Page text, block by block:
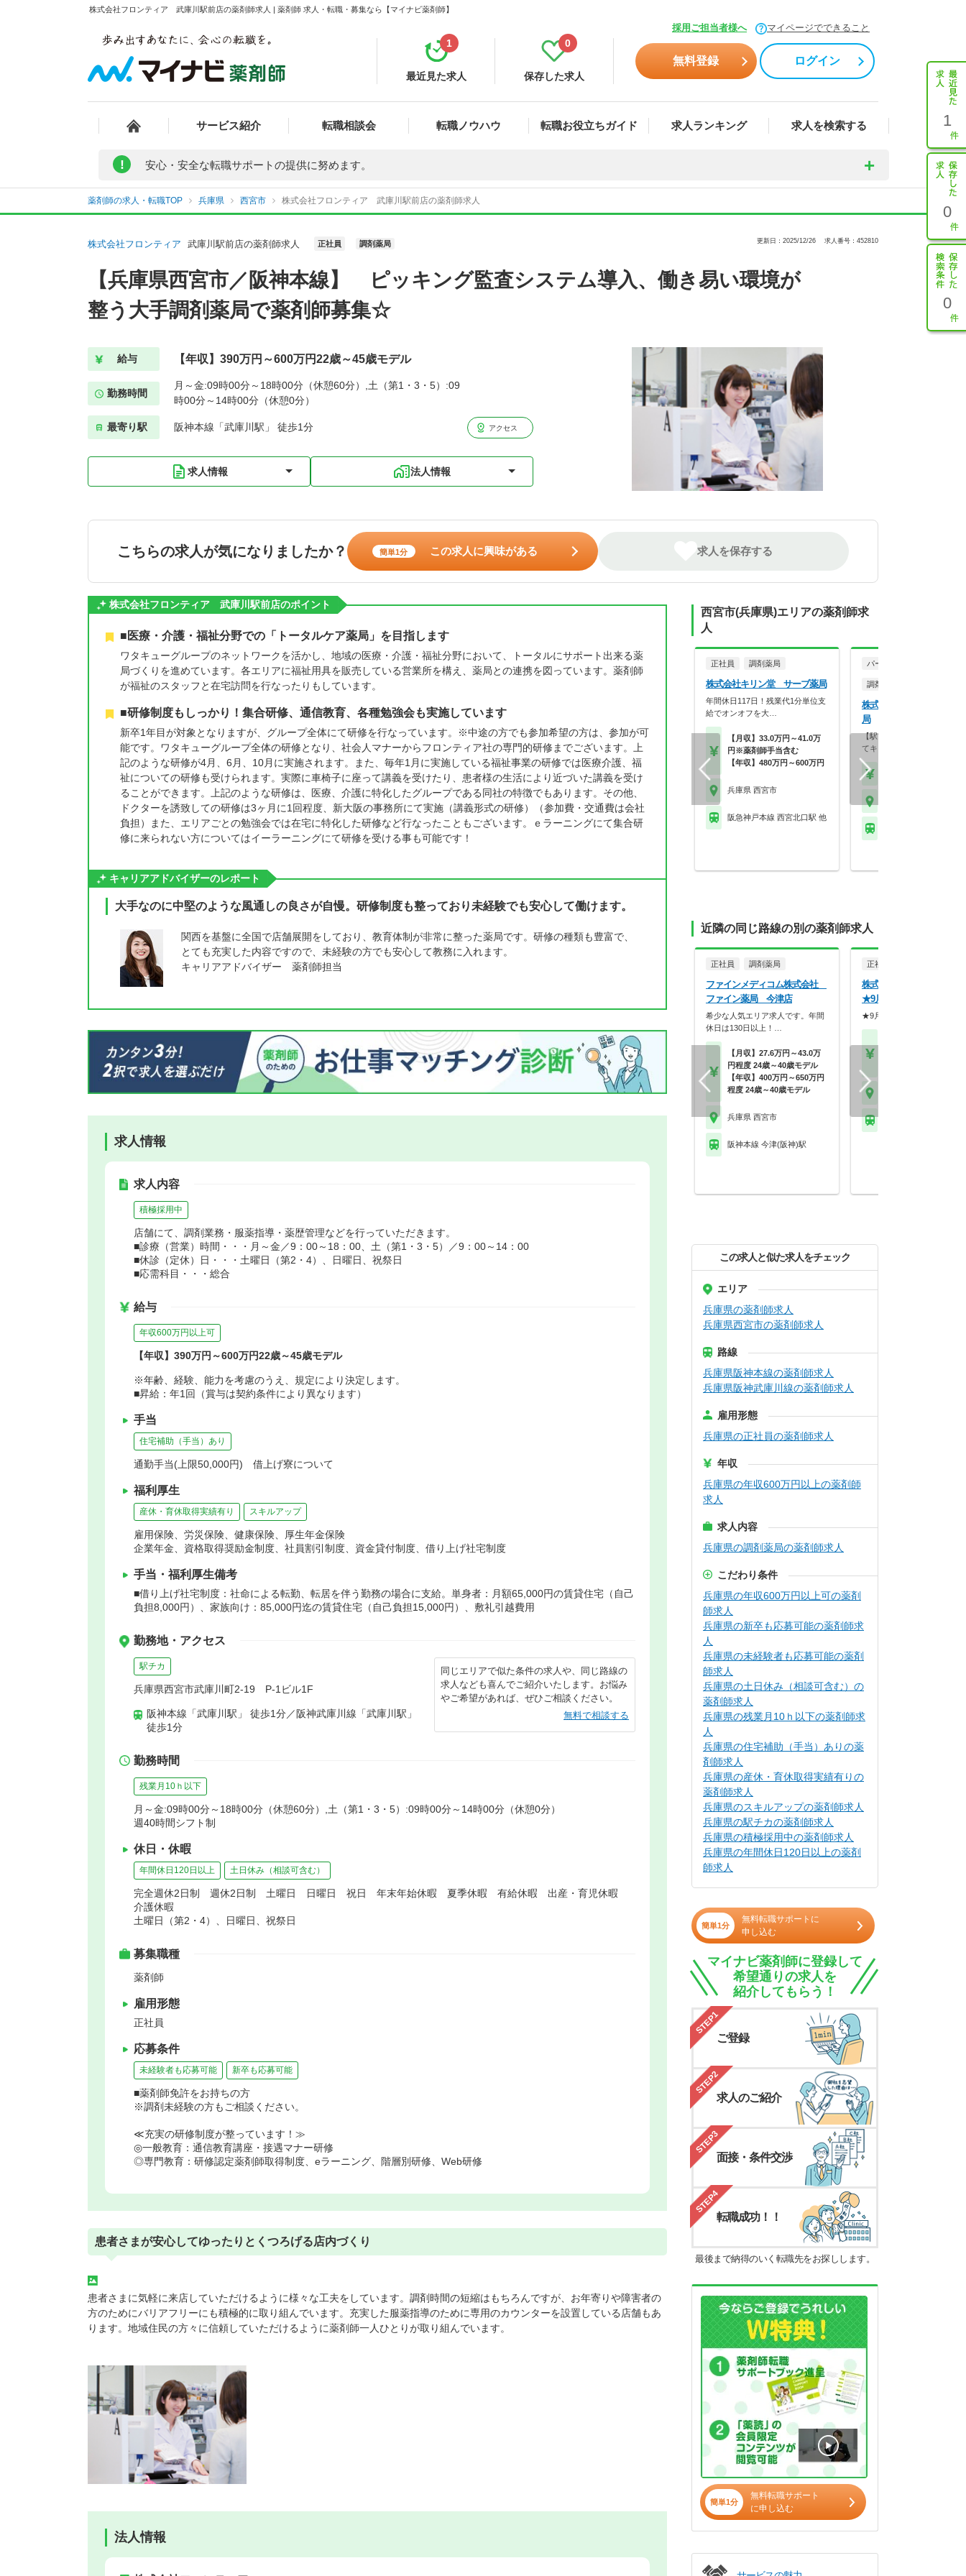
株式会社フロンティア 武庫川駅前店の薬剤師求人 | 薬剤師 求人・転職・募集なら【マイナビ薬剤師】
採用ご担当者様へ マイページでできること
最近見た求人
1
保存した求人
0
無料登録 ログイン
サービス紹介 転職相談会 転職ノウハウ 転職お役立ちガイド 求人ランキング 求人を検索する 1
0
0
! 安心・安全な転職サポートの提供に努めます。
薬剤師の求人・転職TOP 兵庫県 西宮市 株式会社フロンティア 武庫川駅前店の薬剤師求人
株式会社フロンティア 武庫川駅前店の薬剤師求人 正社員 調剤薬局 更新日：2025/12/26 求人番号：452810
【兵庫県西宮市／阪神本線】 ピッキング監査システム導入、働き易い環境が
整う大手調剤薬局で薬剤師募集☆
給与 【年収】390万円～600万円22歳～45歳モデル
勤務時間
月～金:09時00分～18時00分（休憩60分）,土（第1・3・5）:09
時00分～14時00分（休憩0分）
最寄り駅 阪神本線「武庫川駅」 徒歩1分 アクセス
求人情報 法人情報
こちらの求人が気になりましたか？ 簡単1分 この求人に興味がある 求人を保存する
株式会社フロンティア 武庫川駅前店のポイント
■医療・介護・福祉分野での「トータルケア薬局」を目指します
ワタキューグループのネットワークを活かし、地域の医療・介護・福祉分野において、トータルにサポート出来る薬
局づくりを進めています。各エリアに福祉用具を販売している営業所を構え、薬局との連携を図っています。薬剤師
が福祉のスタッフと在宅訪問を行なったりもしています。
■研修制度もしっかり！集合研修、通信教育、各種勉強会も実施しています
新卒1年目が対象となりますが、グループ全体にて研修を行なっています。※中途の方でも参加希望の方は、参加が可
能です。ワタキューグループ全体の研修となり、社会人マナーからフロンティア社の専門的研修までございます。上
記のような研修が4月、6月、10月に実施されます。また、毎年1月に実施している福祉事業の研修では医療介護、福
祉についての研修も受けられます。実際に車椅子に座って講義を受けたり、患者様の生活により近づいた講義を受け
ることができます。上記のような研修は、医療、介護に特化したグループである同社の特徴でもあります。その他、
ドクターを誘致しての研修は3ヶ月に1回程度、新大阪の事務所にて実施（講義形式の研修）（参加費・交通費は会社
負担）また、エリアごとの勉強会では在宅に特化した研修など行なったこともございます。ｅラーニングにて集合研
修に来られない方についてはイーラーニングにて研修を受ける事も可能です！
キャリアアドバイザーのレポート
大手なのに中堅のような風通しの良さが自慢。研修制度も整っており未経験でも安心して働けます。
関西を基盤に全国で店舗展開をしており、教育体制が非常に整った薬局です。研修の種類も豊富で、
とても充実した内容ですので、未経験の方でも安心して教務に入れます。
キャリアアドバイザー 薬剤師担当
求人情報
求人内容
積極採用中
店舗にて、調剤業務・服薬指導・薬歴管理などを行っていただきます。
■診療（営業）時間・・・月～金／9：00～18：00、土（第1・3・5）／9：00～14：00
■休診（定休）日・・・土曜日（第2・4）、日曜日、祝祭日
■応需科目・・・総合
給与
年収600万円以上可
【年収】390万円～600万円22歳～45歳モデル
※年齢、経験、能力を考慮のうえ、規定により決定します。
■昇給：年1回（賞与は契約条件により異なります）
手当
住宅補助（手当）あり
通勤手当(上限50,000円) 借上げ寮について
福利厚生
産休・育休取得実績有り スキルアップ
雇用保険、労災保険、健康保険、厚生年金保険
企業年金、資格取得奨励金制度、社員割引制度、資金貸付制度、借り上げ社宅制度
手当・福利厚生備考
■借り上げ社宅制度：社命による転勤、転居を伴う勤務の場合に支給。単身者：月額65,000円の賃貸住宅（自己
負担8,000円）、家族向け：85,000円迄の賃貸住宅（自己負担15,000円）、敷礼引越費用
勤務地・アクセス
駅チカ
兵庫県西宮市武庫川町2-19 P-1ビル1F
阪神本線「武庫川駅」 徒歩1分／阪神武庫川線「武庫川駅」
徒歩1分
同じエリアで似た条件の求人や、同じ路線の
求人なども喜んでご紹介いたします。お悩み
やご希望があれば、ぜひご相談ください。
無料で相談する
勤務時間
残業月10ｈ以下
月～金:09時00分～18時00分（休憩60分）,土（第1・3・5）:09時00分～14時00分（休憩0分）
週40時間シフト制
休日・休暇
年間休日120日以上 土日休み（相談可含む）
完全週休2日制 週休2日制 土曜日 日曜日 祝日 年末年始休暇 夏季休暇 有給休暇 出産・育児休暇
介護休暇
土曜日（第2・4）、日曜日、祝祭日
募集職種
薬剤師
雇用形態
正社員
応募条件
未経験者も応募可能 新卒も応募可能
■薬剤師免許をお持ちの方
※調剤未経験の方もご相談ください。
≪充実の研修制度が整っています！≫
◎一般教育：通信教育講座・接遇マナー研修
◎専門教育：研修認定薬剤師取得制度、eラーニング、階層別研修、Web研修
患者さまが安心してゆったりとくつろげる店内づくり
患者さまに気軽に来店していただけるように様々な工夫をしています。調剤時間の短縮はもちろんですが、お年寄りや障害者の
方のためにバリアフリーにも積極的に取り組んでいます。充実した服薬指導のために専用のカウンターを設置している店舗もあ
ります。地域住民の方々に信頼していただけるように薬剤師一人ひとりが取り組んでいます。
法人情報
西宮市(兵庫県)エリアの薬剤師求
人
正社員 調剤薬局
株式会社キリン堂 サーブ薬局
年間休日117日！残業代1分単位支
給でオンオフを大…
【月収】33.0万円～41.0万
円※薬剤師手当含む
【年収】480万円～600万円
兵庫県 西宮市
阪急神戸本線 西宮北口駅 他
パート・アルバイト
調剤薬局
株式会社グローリー ひ
局
【駅前3分／完全週休2日制
てキレイな店舗です…
近隣の同じ路線の別の薬剤師求人
正社員 調剤薬局
ファインメディコム株式会社
ファイン薬局 今津店
希少な人気エリア求人です。年間
休日は130日以上！…
【月収】27.6万円～43.0万
円程度 24歳～40歳モデル
【年収】400万円～650万円
程度 24歳～40歳モデル
兵庫県 西宮市
阪神本線 今津(阪神)駅
正社員
株式会社萩 萩薬局 香櫨
★9月に新規オープン★
★9月に新規オープン店舗で
この求人と似た求人をチェック
エリア
兵庫県の薬剤師求人
兵庫県西宮市の薬剤師求人
路線
兵庫県阪神本線の薬剤師求人
兵庫県阪神武庫川線の薬剤師求人
雇用形態
兵庫県の正社員の薬剤師求人
年収
兵庫県の年収600万円以上の薬剤師
求人
求人内容
兵庫県の調剤薬局の薬剤師求人
こだわり条件
兵庫県の年収600万円以上可の薬剤
師求人
兵庫県の新卒も応募可能の薬剤師求
人
兵庫県の未経験者も応募可能の薬剤
師求人
兵庫県の土日休み（相談可含む）の
薬剤師求人
兵庫県の残業月10ｈ以下の薬剤師求
人
兵庫県の住宅補助（手当）ありの薬
剤師求人
兵庫県の産休・育休取得実績有りの
薬剤師求人
兵庫県のスキルアップの薬剤師求人
兵庫県の駅チカの薬剤師求人
兵庫県の積極採用中の薬剤師求人
兵庫県の年間休日120日以上の薬剤
師求人
簡単1分
無料転職サポートに
申し込む
マイナビ薬剤師に登録して
希望通りの求人を
紹介してもらう！
STEP1
ご登録
STEP2
求人のご紹介
STEP3
面接・条件交渉
STEP4
転職成功！！
最後まで納得のいく転職先をお探しします。
簡単1分
無料転職サポート
に申し込む